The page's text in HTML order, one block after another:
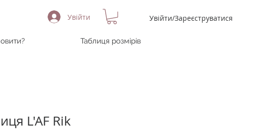
Увійти Увійти/Зареєструватися
Таблиця розмірів
L'AF Rik